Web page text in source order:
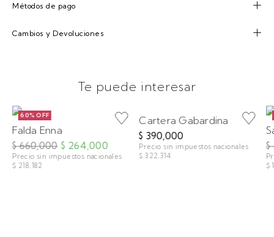
Métodos de pago
Cambios y Devoluciones
Te puede interesar
60% OFF
Falda Enna
$ 660,000 $ 264,000
Precio sin impuestos nacionales
$ 218,182
Cartera Gabardina
$ 390,000
Precio sin impuestos nacionales
$ 322,314
$
$